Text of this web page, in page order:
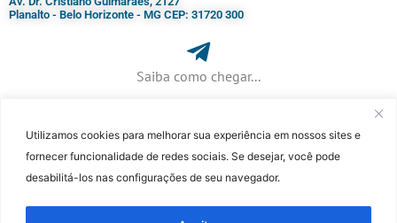
Utilizamos cookies para melhorar sua experiência em nossos sites e
fornecer funcionalidade de redes sociais. Se desejar, você pode
desabilitá-los nas configurações de seu navegador.
Planalto - Belo Horizonte - MG CEP: 31720 300
Saiba como chegar...
+ 55 (31) 3115-7000​
Patrick de Souza